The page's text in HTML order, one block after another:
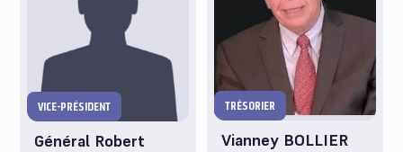
VICE-PRÉSIDENT
Général Robert
TRÉSORIER
Vianney BOLLIER